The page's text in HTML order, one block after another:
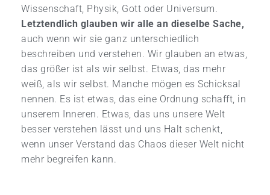
Wissenschaft, Physik, Gott oder Universum.
Letztendlich glauben wir alle an dieselbe Sache,
auch wenn wir sie ganz unterschiedlich
beschreiben und verstehen. Wir glauben an etwas,
das größer ist als wir selbst. Etwas, das mehr
weiß, als wir selbst. Manche mögen es Schicksal
nennen. Es ist etwas, das eine Ordnung schafft, in
unserem Inneren. Etwas, das uns unsere Welt
besser verstehen lässt und uns Halt schenkt,
wenn unser Verstand das Chaos dieser Welt nicht
mehr begreifen kann.